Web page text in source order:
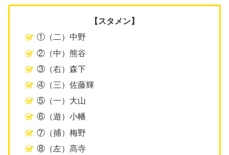
【スタメン】
①（二）中野
②（中）熊谷
③（右）森下
④（三）佐藤輝
⑤（一）大山
⑥（遊）小幡
⑦（捕）梅野
⑧（左）髙寺